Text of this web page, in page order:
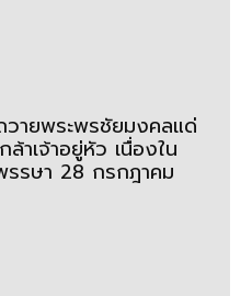
ายพระพรชัยมงคลแด่
ล้าเจ้าอยู่หัว เนื่องใน
รรษา 28 กรกฎาคม